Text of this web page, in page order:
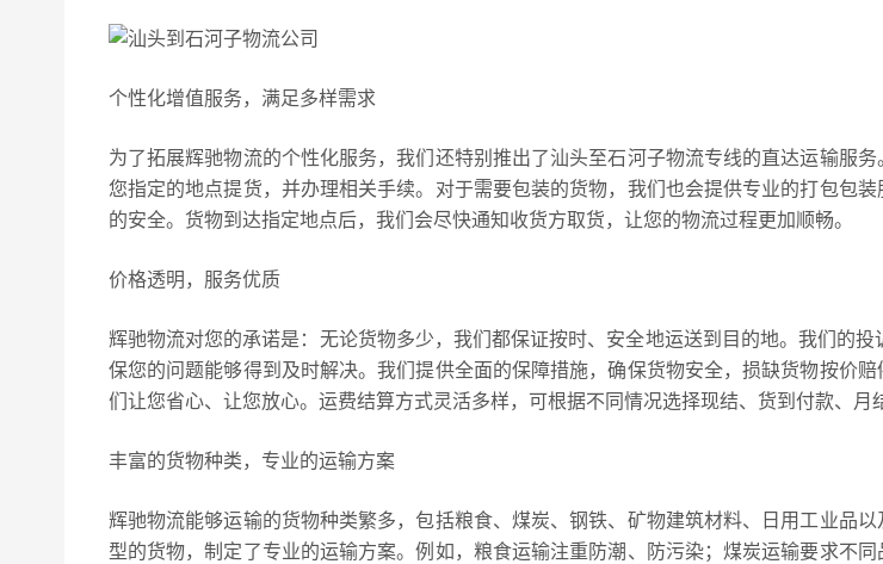
个性化增值服务，满足多样需求
为了拓展辉驰物流的个性化服务，我们还特别推出了汕头至石河子物流专线的直达运输服务
您指定的地点提货，并办理相关手续。对于需要包装的货物，我们也会提供专业的打包包
的安全。货物到达指定地点后，我们会尽快通知收货方取货，让您的物流过程更加顺畅。
价格透明，服务优质
辉驰物流对您的承诺是：无论货物多少，我们都保证按时、安全地运送到目的地。我们的
保您的问题能够得到及时解决。我们提供全面的保障措施，确保货物安全，损缺货物按价
们让您省心、让您放心。运费结算方式灵活多样，可根据不同情况选择现结、货到付款、月
丰富的货物种类，专业的运输方案
辉驰物流能够运输的货物种类繁多，包括粮食、煤炭、钢铁、矿物建筑材料、日用工业品
型的货物，制定了专业的运输方案。例如，粮食运输注重防潮、防污染；煤炭运输要求不